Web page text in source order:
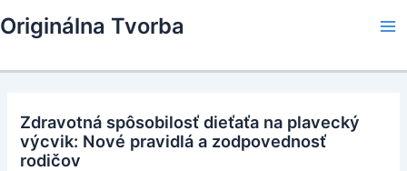
to
Originálna Tvorba
Zdravotná spôsobilosť dieťaťa na plavecký
výcvik: Nové pravidlá a zodpovednosť
rodičov